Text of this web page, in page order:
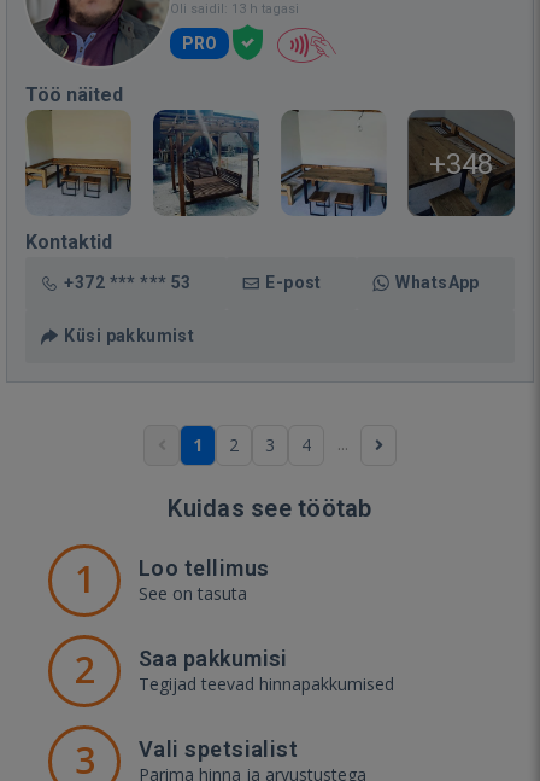
Oli saidil: 13 h tagasi
PRO
Töö näited
+348
Kontaktid
+372 *** *** 53 E-post WhatsApp
Küsi pakkumist
1 2 3 4 ...
Kuidas see töötab
1 Loo tellimus
See on tasuta
2 Saa pakkumisi
Tegijad teevad hinnapakkumised
3 Vali spetsialist
Parima hinna ja arvustustega